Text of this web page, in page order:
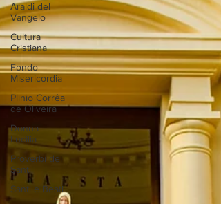
Araldi del
Vangelo
Cultura
Cristiana
Fondo
Misericordia
Plinio Corrêa
de Oliveira
Donna
Lucilia
Proverbi dei
Santi
Santi e Beati